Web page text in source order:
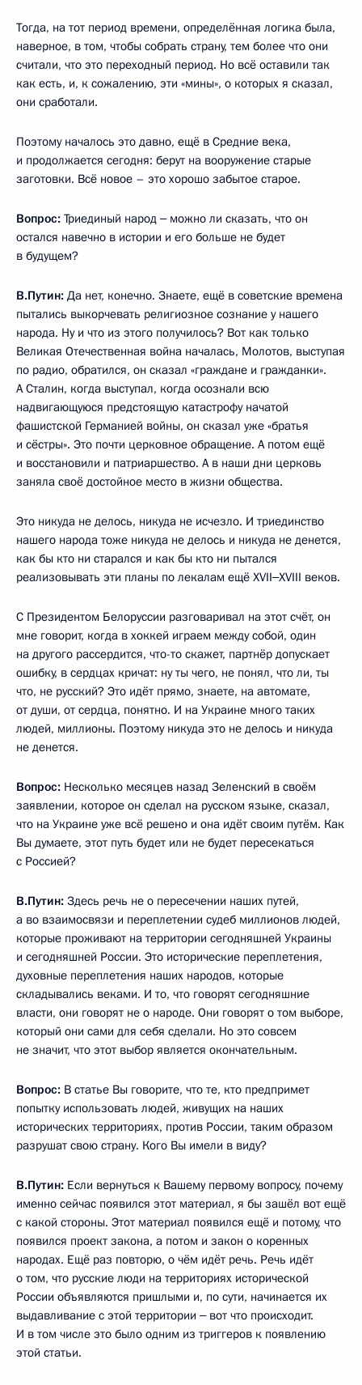
Тогда, на тот период времени, определённая логика была,
наверное, в том, чтобы собрать страну, тем более что они
считали, что это переходный период. Но всё оставили так
как есть, и, к сожалению, эти «мины», о которых я сказал,
они сработали.
Поэтому началось это давно, ещё в Средние века,
и продолжается сегодня: берут на вооружение старые
заготовки. Всё новое – это хорошо забытое старое.
Вопрос: Триединый народ ‒ можно ли сказать, что он
остался навечно в истории и его больше не будет
в будущем?
В.Путин: Да нет, конечно. Знаете, ещё в советские времена
пытались выкорчевать религиозное сознание у нашего
народа. Ну и что из этого получилось? Вот как только
Великая Отечественная война началась, Молотов, выступая
по радио, обратился, он сказал «граждане и гражданки».
А Сталин, когда выступал, когда осознали всю
надвигающуюся предстоящую катастрофу начатой
фашистской Германией войны, он сказал уже «братья
и сёстры». Это почти церковное обращение. А потом ещё
и восстановили и патриаршество. А в наши дни церковь
заняла своё достойное место в жизни общества.
Это никуда не делось, никуда не исчезло. И триединство
нашего народа тоже никуда не делось и никуда не денется,
как бы кто ни старался и как бы кто ни пытался
реализовывать эти планы по лекалам ещё XVII‒XVIII веков.
С Президентом Белоруссии разговаривал на этот счёт, он
мне говорит, когда в хоккей играем между собой, один
на другого рассердится, что-то скажет, партнёр допускает
ошибку, в сердцах кричат: ну ты чего, не понял, что ли, ты
что, не русский? Это идёт прямо, знаете, на автомате,
от души, от сердца, понятно. И на Украине много таких
людей, миллионы. Поэтому никуда это не делось и никуда
не денется.
Вопрос: Несколько месяцев назад Зеленский в своём
заявлении, которое он сделал на русском языке, сказал,
что на Украине уже всё решено и она идёт своим путём. Как
Вы думаете, этот путь будет или не будет пересекаться
с Россией?
В.Путин: Здесь речь не о пересечении наших путей,
а во взаимосвязи и переплетении судеб миллионов людей,
которые проживают на территории сегодняшней Украины
и сегодняшней России. Это исторические переплетения,
духовные переплетения наших народов, которые
складывались веками. И то, что говорят сегодняшние
власти, они говорят не о народе. Они говорят о том выборе,
который они сами для себя сделали. Но это совсем
не значит, что этот выбор является окончательным.
Вопрос: В статье Вы говорите, что те, кто предпримет
попытку использовать людей, живущих на наших
исторических территориях, против России, таким образом
разрушат свою страну. Кого Вы имели в виду?
В.Путин: Если вернуться к Вашему первому вопросу, почему
именно сейчас появился этот материал, я бы зашёл вот ещё
с какой стороны. Этот материал появился ещё и потому, что
появился проект закона, а потом и закон о коренных
народах. Ещё раз повторю, о чём идёт речь. Речь идёт
о том, что русские люди на территориях исторической
России объявляются пришлыми и, по сути, начинается их
выдавливание с этой территории ‒ вот что происходит.
И в том числе это было одним из триггеров к появлению
этой статьи.